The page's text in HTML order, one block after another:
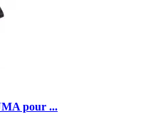
pour ...